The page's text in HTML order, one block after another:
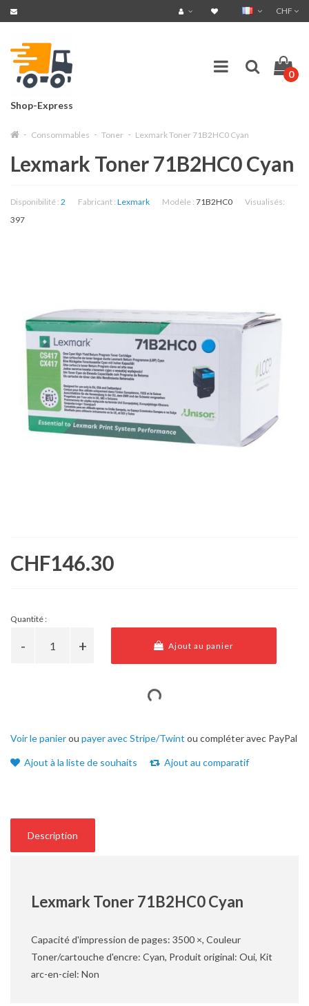
CHF
Shop-Express
0
Consommables Toner Lexmark Toner 71B2HC0 Cyan
Lexmark Toner 71B2HC0 Cyan
Disponibilité : 2 Fabricant : Lexmark Modèle : 71B2HC0
Visualisés:
397
CHF146.30
Quantité :
Ajout au panier
Voir le panierou payer avec Stripe/Twint ou compléter avec PayPal
Ajout à la liste de souhaits Ajout au comparatif
Description
Lexmark Toner 71B2HC0 Cyan
Capacité d'impression de pages: 3500 ×, Couleur
Toner/cartouche d'encre: Cyan, Produit original: Oui, Kit
arc-en-ciel: Non